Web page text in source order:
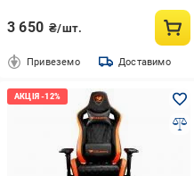
3 650 ₴/шт.
Привеземо Доставимо